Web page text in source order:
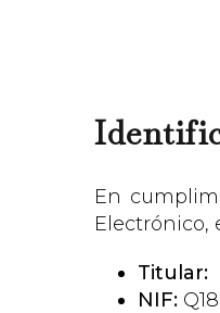
En
Electrónico,
Titular:
NIF: